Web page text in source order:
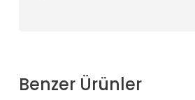
Benzer Ürünler